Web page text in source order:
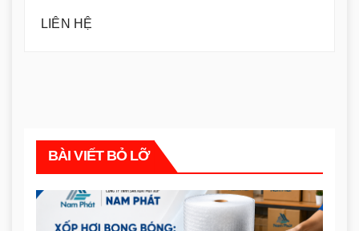
LIÊN HỆ
BÀI VIẾT BỎ LỠ